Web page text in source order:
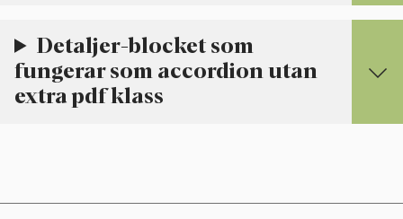
Detaljer-blocket som
fungerar som accordion utan
extra pdf klass